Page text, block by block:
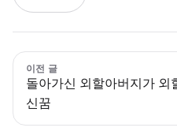
이전 글
돌아가신 외할아버지가 외
신꿈